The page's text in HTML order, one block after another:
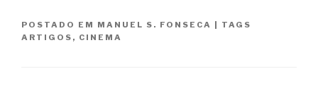
POSTADO EM MANUEL S. FONSECA
TAGS
ARTIGOS , CINEMA